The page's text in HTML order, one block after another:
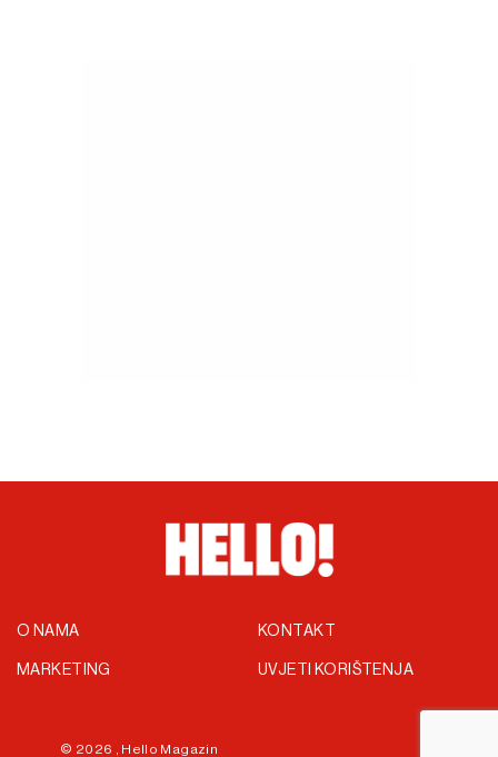
O NAMA
MARKETING
KONTAKT
UVJETI KORIŠTENJA
© 2026 , Hello Magazin